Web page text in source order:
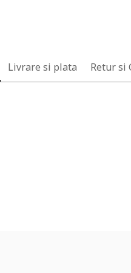
Livrare si plata Retur si